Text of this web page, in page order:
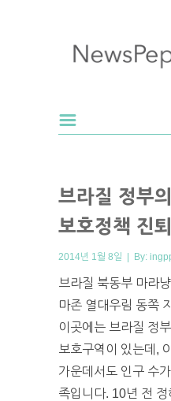
브라질 정부
보호정책 진
2014년 1월 8일 | By:
브라질 북동부 마라
마존 열대우림 동쪽
이곳에는 브라질 정
보호구역이 있는데,
가운데서도 인구 수
족입니다. 10년 전